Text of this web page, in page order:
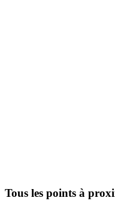
Tous les points à